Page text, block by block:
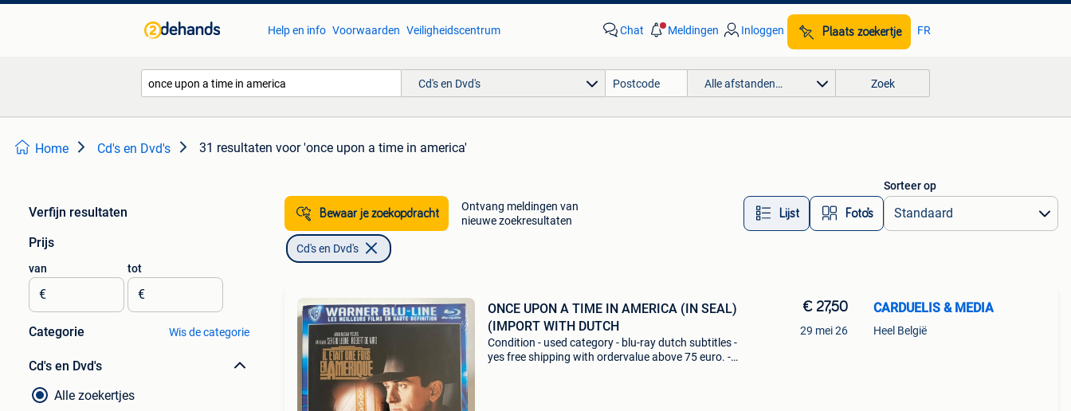
Help en info Voorwaarden Veiligheidscentrum Chat Meldingen Inloggen Plaats zoekertje FR
Cd's en Dvd's Alle afstanden… Zoek
Home Cd's en Dvd's 31 resultaten voor 'once upon a time in america'
Verfijn resultaten
Prijs
van
€
tot
€
Categorie Wis de categorie
Cd's en Dvd's
Alle zoekertjes
Bewaar je zoekopdracht
Ontvang meldingen van
nieuwe zoekresultaten
Lijst Foto’s
Sorteer op
Cd's en Dvd's
ONCE UPON A TIME IN AMERICA (IN SEAL)
(IMPORT WITH DUTCH
Condition - used category - blu-ray dutch subtitles -
yes free shipping with ordervalue above 75 euro. -
€ 27,50
29 mei 26
CARDUELIS & MEDIA
Heel België